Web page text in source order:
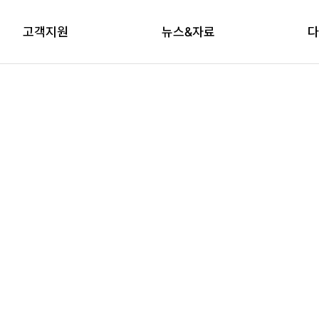
고객지원 뉴스&자료